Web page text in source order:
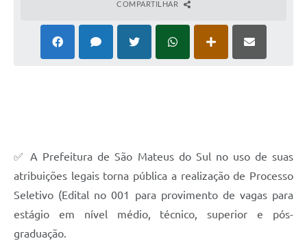
PSS Unificado 2025
INOVA_SÃO MATEUS DO SUL
Previdência Complementar
Cadastro para Castração
COMPARTILHAR
✅ A Prefeitura de São Mateus do Sul no uso de suas
atribuições legais torna pública a realização de Processo
Seletivo (Edital no 001 para provimento de vagas para
estágio em nível médio, técnico, superior e pós-
graduação.